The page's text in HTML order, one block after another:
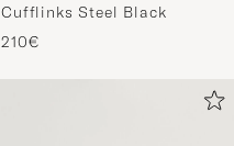
Cufflinks Steel Black
210€